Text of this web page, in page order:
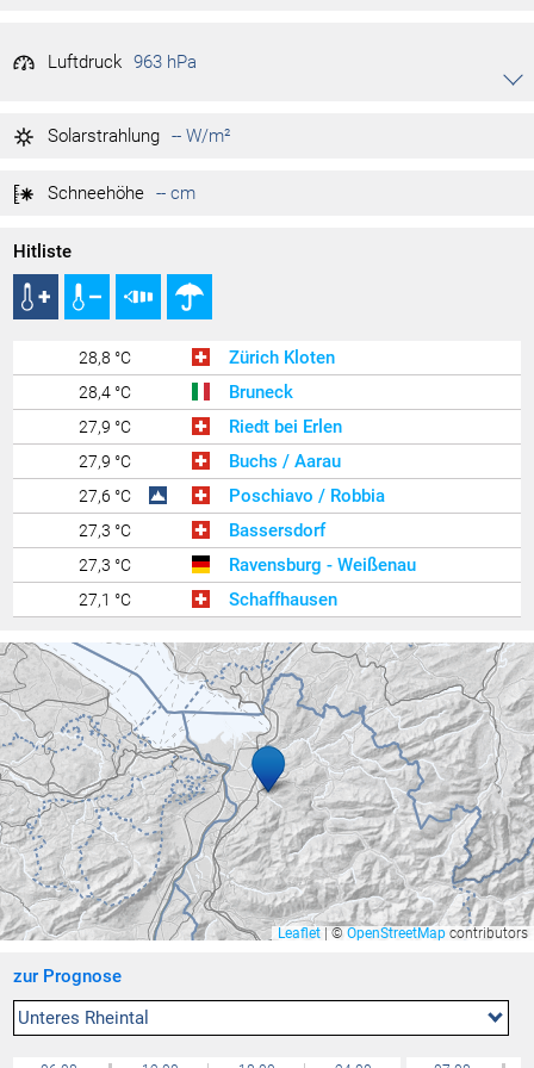
59 %
Luftdruck 963 hPa Akkordeon auf-/zuklappen
963 hPa Tag max.
Solarstrahlung -- W/m²
Schneehöhe -- cm
Hitliste
28,8 °C Zürich Kloten
28,4 °C Bruneck
27,9 °C Riedt bei Erlen
27,9 °C Buchs / Aarau
27,6 °C Poschiavo / Robbia
27,3 °C Bassersdorf
27,3 °C Ravensburg - Weißenau
27,1 °C Schaffhausen
26,7 °C Lauterach
26,7 °C Güttingen
26,6 °C Amriswil
26,6 °C Hallau
26,6 °C Egolzwil
26,4 °C Sirnach
26,4 °C Uttwil
26,3 °C Aadorf / Tänikon
26,2 °C Zürich / Fluntern
26,1 °C
26,1 °C
Leaflet | © OpenStreetMap contributors
zur Prognose
Unteres Rheintal